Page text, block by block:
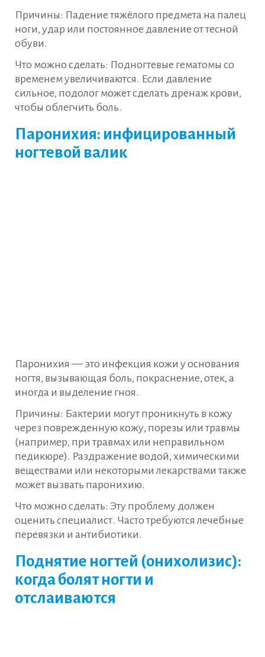
Причины: Падение тяжёлого предмета на палец
ноги, удар или постоянное давление от тесной
обуви.
Что можно сделать: Подногтевые гематомы со
временем увеличиваются. Если давление
сильное, подолог может сделать дренаж крови,
чтобы облегчить боль.
Паронихия: инфицированный
ногтевой валик
Паронихия — это инфекция кожи у основания
ногтя, вызывающая боль, покраснение, отек, а
иногда и выделение гноя.
Причины: Бактерии могут проникнуть в кожу
через поврежденную кожу, порезы или травмы
(например, при травмах или неправильном
педикюре). Раздражение водой, химическими
веществами или некоторыми лекарствами также
может вызвать паронихию.
Что можно сделать: Эту проблему должен
оценить специалист. Часто требуются лечебные
перевязки и антибиотики.
Поднятие ногтей (онихолизис):
когда болят ногти и
отслаиваются